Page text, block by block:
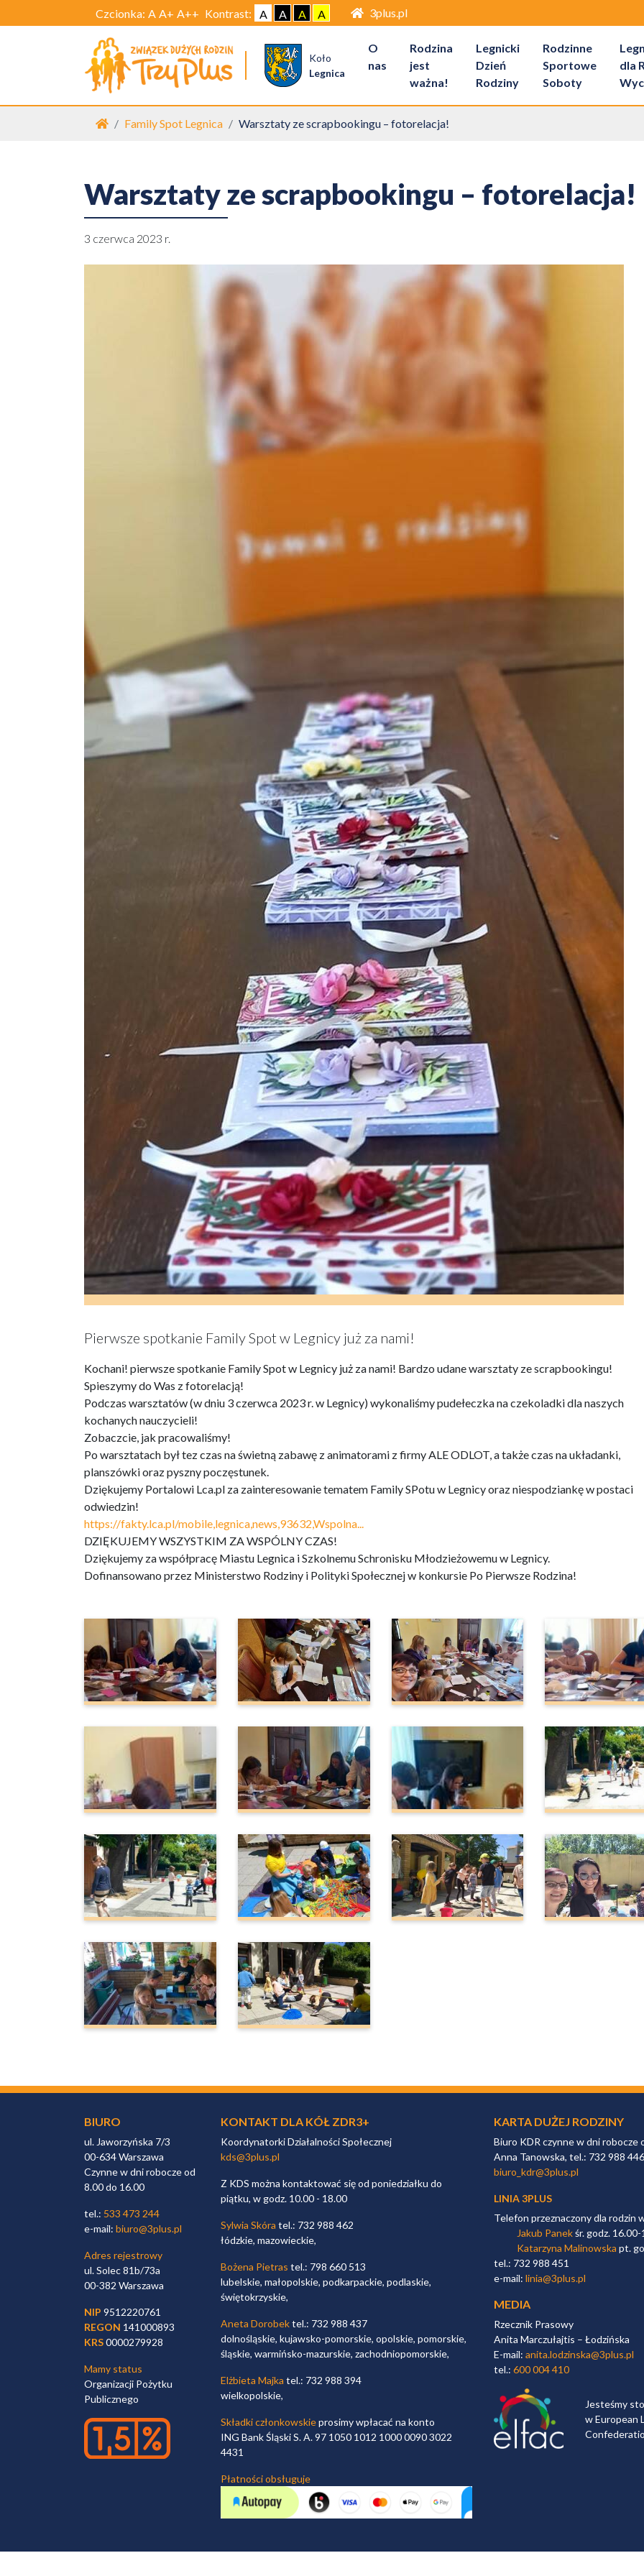
Czcionka: A A+ A++ Kontrast: A A A A 3plus.pl
Koło
Legnica
O
nas
Rodzina
jest
ważna!
Legnicki
Dzień
Rodziny
Rodzinne
Sportowe
Soboty
dla
Strona główna
Family Spot Legnica Warsztaty ze scrapbookingu – fotorelacja!
Warsztaty ze scrapbookingu – fotorelacja!
3 czerwca 2023 r.
Pierwsze spotkanie Family Spot w Legnicy już za nami!
Kochani! pierwsze spotkanie Family Spot w Legnicy już za nami! Bardzo udane warsztaty ze scrapbookingu!
Spieszymy do Was z fotorelacją!
Podczas warsztatów (w dniu 3 czerwca 2023 r. w Legnicy) wykonaliśmy pudełeczka na czekoladki dla naszych
kochanych nauczycieli!
Zobaczcie, jak pracowaliśmy!
Po warsztatach był tez czas na świetną zabawę z animatorami z firmy ALE ODLOT, a także czas na układanki,
planszówki oraz pyszny poczęstunek.
Dziękujemy Portalowi Lca.pl za zainteresowanie tematem Family SPotu w Legnicy oraz niespodziankę w postaci
odwiedzin!
https://fakty.lca.pl/mobile,legnica,news,93632,Wspolna...
DZIĘKUJEMY WSZYSTKIM ZA WSPÓLNY CZAS!
Dziękujemy za współpracę Miastu Legnica i Szkolnemu Schronisku Młodzieżowemu w Legnicy.
Dofinansowano przez Ministerstwo Rodziny i Polityki Społecznej w konkursie Po Pierwsze Rodzina!
BIURO
ul. Jaworzyńska 7/3
00-634 Warszawa
Czynne w dni robocze od
8.00 do 16.00
tel.: 533 473 244
e-mail: biuro@3plus.pl
Adres rejestrowy
ul. Solec 81b/73a
00-382 Warszawa
NIP 9512220761
REGON 141000893
KRS0000279928
Mamy status
Organizacji Pożytku
Publicznego
KONTAKT DLA KÓŁ ZDR3+
Koordynatorki Działalności Społecznej
kds@3plus.pl
Z KDS można kontaktować się od poniedziałku do
piątku, w godz. 10.00 - 18.00
Sylwia Skóra tel.: 732 988 462
łódzkie, mazowieckie,
Bożena Pietras tel.: 798 660 513
lubelskie, małopolskie, podkarpackie, podlaskie,
świętokrzyskie,
Aneta Dorobektel.: 732 988 437
dolnośląskie, kujawsko-pomorskie, opolskie, pomorskie,
śląskie, warmińsko-mazurskie, zachodniopomorskie,
Elżbieta Majka tel.: 732 988 394
wielkopolskie,
Składki członkowskieprosimy wpłacać na konto
ING Bank Śląski S. A. 97 1050 1012 1000 0090 3022
4431
Płatności obsługuje
KARTA DUŻEJ RODZINY
Biuro KDR czynne w dni robocze
Anna Tanowska, tel.: 732 988 446
biuro_kdr@3plus.pl
LINIA 3PLUS
Telefon przeznaczony dla rodzin
Jakub Panekśr. godz. 16.00-
Katarzyna Malinowska pt.
tel.: 732 988 451
e-mail: linia@3plus.pl
MEDIA
Rzecznik Prasowy
Anita Marczułajtis – Łodzińska
E-mail: anita.lodzinska@3plus.pl
tel.: 600 004 410
Jesteśmy
w European